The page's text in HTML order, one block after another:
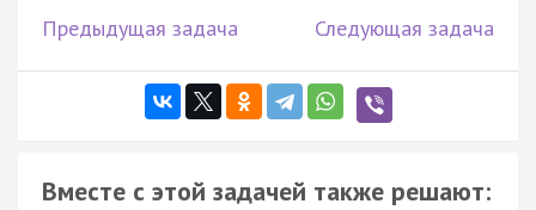
Предыдущая задача Следующая задача
Вместе с этой задачей также решают: